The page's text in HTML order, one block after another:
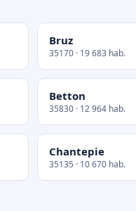
Bruz
35170 · 19 683 hab.
Betton
35830 · 12 964 hab.
Chantepie
35135 · 10 670 hab.